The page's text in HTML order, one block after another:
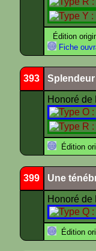
Édition
Fiche
393
Honoré de
Édition
399 Une
Honoré de
Édition